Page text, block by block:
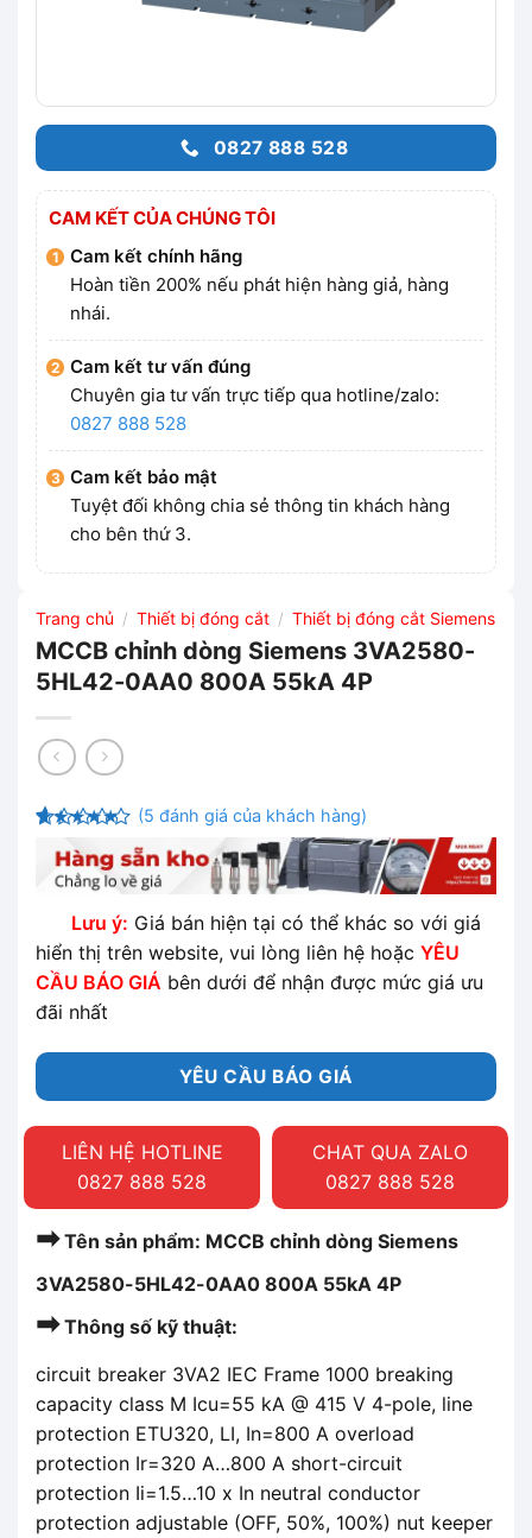
0827 888 528
CAM KẾT CỦA CHÚNG TÔI
Cam kết chính hãng
Hoàn tiền 200% nếu phát hiện hàng giả, hàng
nhái.
Cam kết tư vấn đúng
Chuyên gia tư vấn trực tiếp qua hotline/zalo:
0827 888 528
Cam kết bảo mật
Tuyệt đối không chia sẻ thông tin khách hàng
cho bên thứ 3.
Trang chủ / Thiết bị đóng cắt / Thiết bị đóng cắt Siemens
MCCB chỉnh dòng Siemens 3VA2580-
5HL42-0AA0 800A 55kA 4P
trên 5
dựa trên
đánh giá
(5 đánh giá của khách hàng)
Lưu ý: Giá bán hiện tại có thể khác so với giá
hiển thị trên website, vui lòng liên hệ hoặc YÊU
CẦU BÁO GIÁ bên dưới để nhận được mức giá ưu
đãi nhất
YÊU CẦU BÁO GIÁ
LIÊN HỆ HOTLINE
0827 888 528
CHAT QUA ZALO
0827 888 528
➡Tên sản phẩm: MCCB chỉnh dòng Siemens
3VA2580-5HL42-0AA0 800A 55kA 4P
➡Thông số kỹ thuật:
circuit breaker 3VA2 IEC Frame 1000 breaking
capacity class M Icu=55 kA @ 415 V 4-pole, line
protection ETU320, LI, In=800 A overload
protection Ir=320 A…800 A short-circuit
protection Ii=1.5…10 x In neutral conductor
protection adjustable (OFF, 50%, 100%) nut keeper